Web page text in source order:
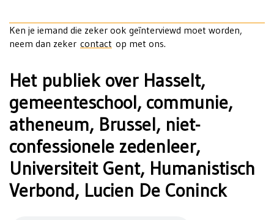
Coninck
Ken je iemand die zeker ook geïnterviewd moet worden,
neem dan zeker contact op met ons.
Het publiek over Hasselt,
gemeenteschool, communie,
atheneum, Brussel, niet-
confessionele zedenleer,
Universiteit Gent, Humanistisch
Verbond, Lucien De Coninck